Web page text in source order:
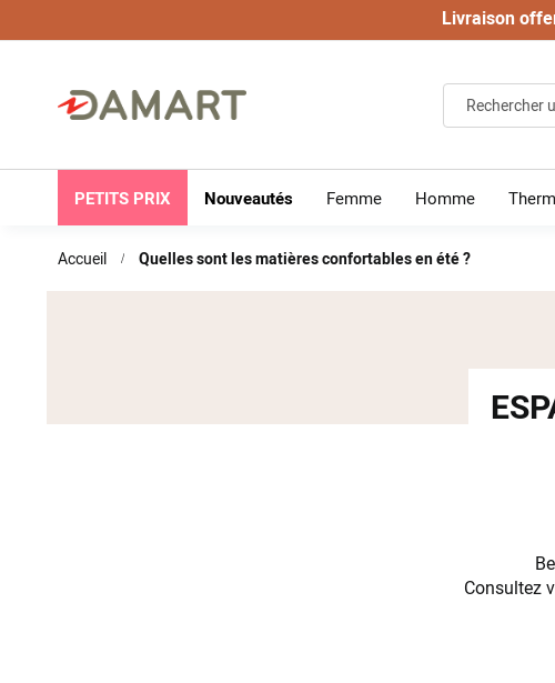
Livraison
PETITS PRIX Nouveautés Femme Homme
Accueil Quelles sont les matières confortables en été ?
Consultez